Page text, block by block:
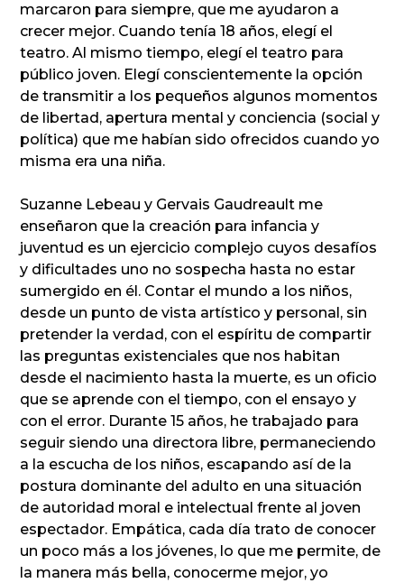
marcaron para siempre, que me ayudaron a
crecer mejor. Cuando tenía 18 años, elegí el
teatro. Al mismo tiempo, elegí el teatro para
público joven. Elegí conscientemente la opción
de transmitir a los pequeños algunos momentos
de libertad, apertura mental y conciencia (social y
política) que me habían sido ofrecidos cuando yo
misma era una niña.
Suzanne Lebeau y Gervais Gaudreault me ​​
enseñaron que la creación para infancia y
juventud es un ejercicio complejo cuyos desafíos
y dificultades uno no sospecha hasta no estar
sumergido en él. Contar el mundo a los niños,
desde un punto de vista artístico y personal, sin
pretender la verdad, con el espíritu de compartir
las preguntas existenciales que nos habitan
desde el nacimiento hasta la muerte, es un oficio
que se aprende con el tiempo, con el ensayo y
con el error. Durante 15 años, he trabajado para
seguir siendo una directora libre, permaneciendo
a la escucha de los niños, escapando así de la
postura dominante del adulto en una situación
de autoridad moral e intelectual frente al joven
espectador. Empática, cada día trato de conocer
un poco más a los jóvenes, lo que me permite, de
la manera más bella, conocerme mejor, yo